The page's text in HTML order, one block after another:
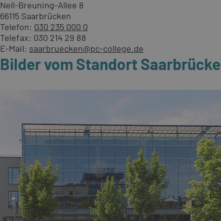
Nell-Breuning-Allee 8
66115 Saarbrücken
Telefon: 030 235 000 0
Telefax: 030 214 29 88
E-Mail: saarbruecken@pc-college.de
Bilder vom Standort